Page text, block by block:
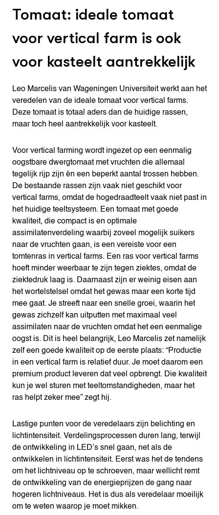
Tomaat: ideale tomaat
voor vertical farm is ook
voor kasteelt aantrekkelijk
Leo Marcelis van Wageningen Universiteit werkt aan het
veredelen van de ideale tomaat voor vertical farms.
Deze tomaat is totaal aders dan de huidige rassen,
maar toch heel aantrekkelijk voor kasteelt.
Voor vertical farming wordt ingezet op een eenmalig
oogstbare dwergtomaat met vruchten die allemaal
tegelijk rijp zijn èn een beperkt aantal trossen hebben.
De bestaande rassen zijn vaak niet geschikt voor
vertical farms, omdat de hogedraadteelt vaak niet past in
het huidige teeltsysteem. Een tomaat met goede
kwaliteit, die compact is en optimale
assimilatenverdeling waarbij zoveel mogelijk suikers
naar de vruchten gaan, is een vereiste voor een
tomtenras in vertical farms. Een ras voor vertical farms
hoeft minder weerbaar te zijn tegen ziektes, omdat de
ziektedruk laag is. Daarnaast zijn er weinig eisen aan
het wortelstelsel omdat het gewas maar een korte tijd
mee gaat. Je streeft naar een snelle groei, waarin het
gewas zichzelf kan uitputten met maximaal veel
assimilaten naar de vruchten omdat het een eenmalige
oogst is. Dit is heel belangrijk, Leo Marcelis zet namelijk
zelf een goede kwaliteit op de eerste plaats: “Productie
in een vertical farm is relatief duur. Je moet daarom een
premium product leveren dat veel opbrengt. Die kwaliteit
kun je wel sturen met teeltomstandigheden, maar het
ras helpt zeker mee” zegt hij.
Lastige punten voor de veredelaars zijn belichting en
lichtintensiteit. Verdelingsprocessen duren lang, terwijl
de ontwikkeling in LED’s snel gaan, net als de
ontwikkelen in lichtintensiteit. Eerst was het de tendens
om het lichtniveau op te schroeven, maar wellicht remt
de ontwikkeling van de energieprijzen de gang naar
hogeren lichtniveaus. Het is dus als veredelaar moeilijk
om te weten waarop je moet mikken.